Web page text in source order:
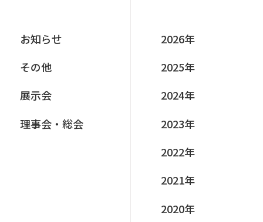
お知らせ
その他
展⽰会
理事会‧総会
2026年
2025年
2024年
2023年
2022年
2021年
2020年